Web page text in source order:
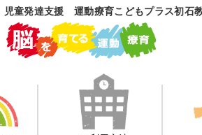
児童発達支援 運動療育こどもプラス初石